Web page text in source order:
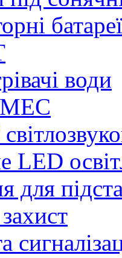
батареї
води
LED
для